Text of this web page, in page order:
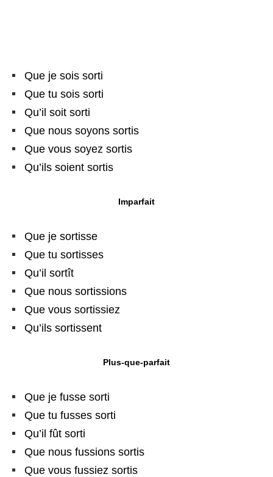
Que je sois sorti
Que tu sois sorti
Qu’il soit sorti
Que nous soyons sortis
Que vous soyez sortis
Qu’ils soient sortis
Imparfait
Que je sortisse
Que tu sortisses
Qu’il sortît
Que nous sortissions
Que vous sortissiez
Qu’ils sortissent
Plus-que-parfait
Que je fusse sorti
Que tu fusses sorti
Qu’il fût sorti
Que nous fussions sortis
Que vous fussiez sortis